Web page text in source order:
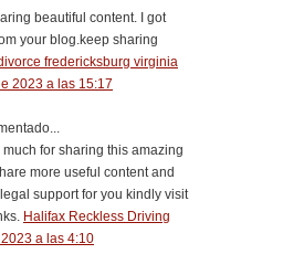
beautiful content. I got
your blog.keep sharing
fredericksburg virginia
2023 a las 15:17
for sharing this amazing
more useful content and
support for you kindly visit
Halifax Reckless Driving
a las 4:10